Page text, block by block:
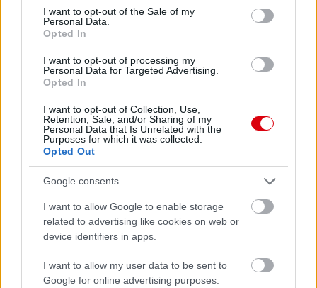
consent section.
I want to opt-out of the Sale of my
Personal Data.
Opted In
I want to opt-out of processing my
Personal Data for Targeted Advertising.
Opted In
I want to opt-out of Collection, Use,
Retention, Sale, and/or Sharing of my
Personal Data that Is Unrelated with the
Purposes for which it was collected.
Opted Out
Google consents
I want to allow Google to enable storage
related to advertising like cookies on web or
device identifiers in apps.
I want to allow my user data to be sent to
Google for online advertising purposes.
Meccs Center
Manchester United
Felkészülési szezon 4. mérkőzés
Nya Ullevi, Göteborg
1 nap 17 óra 10 perc 37 másodperc
AC Milan vsManchester United 2026-08-15 18:00